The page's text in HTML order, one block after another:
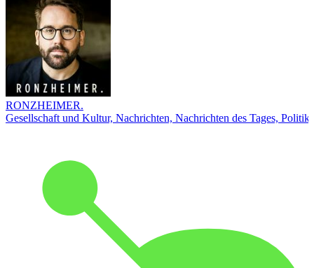
RONZHEIMER.
Gesellschaft und Kultur, Nachrichten, Nachrichten des Tages, Politik